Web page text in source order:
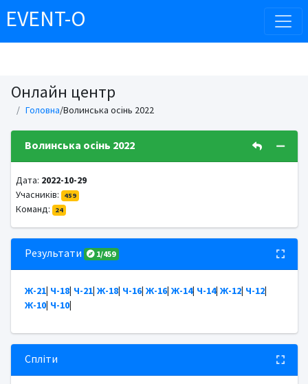
EVENT-O
Онлайн центр
Головна/Волинська осінь 2022
Волинська осінь 2022
Дата: 2022-10-29
Учасників:
459
Команд: 24
Результати 1/459
Ж-21| Ч-18| Ч-21| Ж-18| Ч-16| Ж-16| Ж-14| Ч-14| Ж-12| Ч-12|
Ж-10| Ч-10|
Спліти